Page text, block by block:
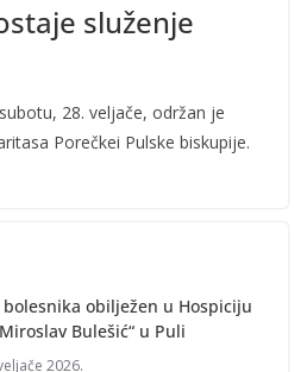
služenje
28. veljače, održan je
Porečkei Pulske biskupije.
bolesnika obilježen u Hospiciju
Bulešić“ u Puli
2026.